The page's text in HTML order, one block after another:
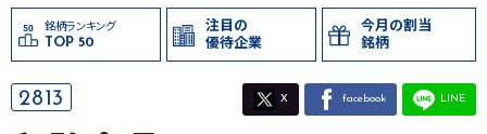
銘柄ランキング
TOP 50
注目の
優待企業
今月の割当
銘柄
2813 X facebook LINE